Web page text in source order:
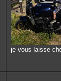
je vous laisse